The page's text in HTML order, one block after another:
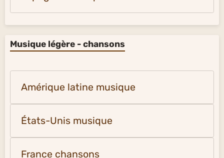
Musique légère - chansons
Amérique latine musique
États-Unis musique
France chansons